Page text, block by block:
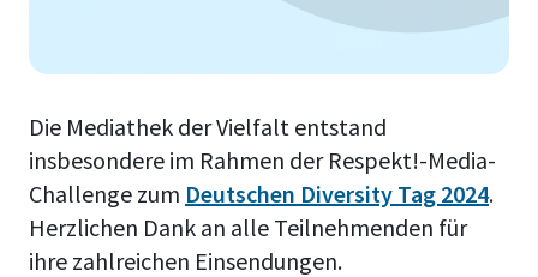
Die Mediathek der Vielfalt entstand
insbesondere im Rahmen der Respekt!-Media-
Challenge zum Deutschen Diversity Tag 2024.
Herzlichen Dank an alle Teilnehmenden für
ihre zahlreichen Einsendungen.